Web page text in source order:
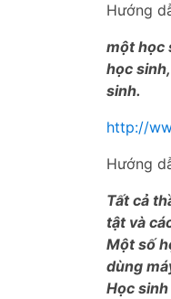
Hướng
một học
học
sinh.
http://
Hướng
Tất cả
tật và
Một số
dùng
Học